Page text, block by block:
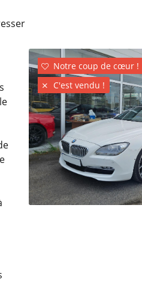
 Notre coup de cœur !
 C'est vendu !